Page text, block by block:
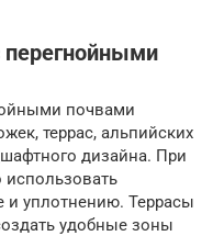
перегнойными
почвами
террас, альпийских
дизайна. При
и уплотнению. Террасы
удобные зоны